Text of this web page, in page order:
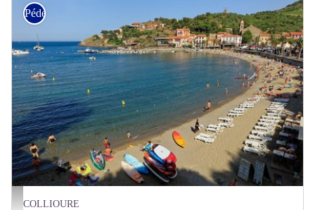
vue de Collioure - Frédéric Hédelin
Pédestre
COLLIOURE